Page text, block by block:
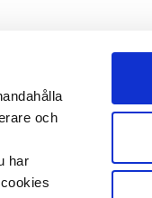
och
har